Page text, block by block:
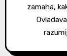
zamaha,